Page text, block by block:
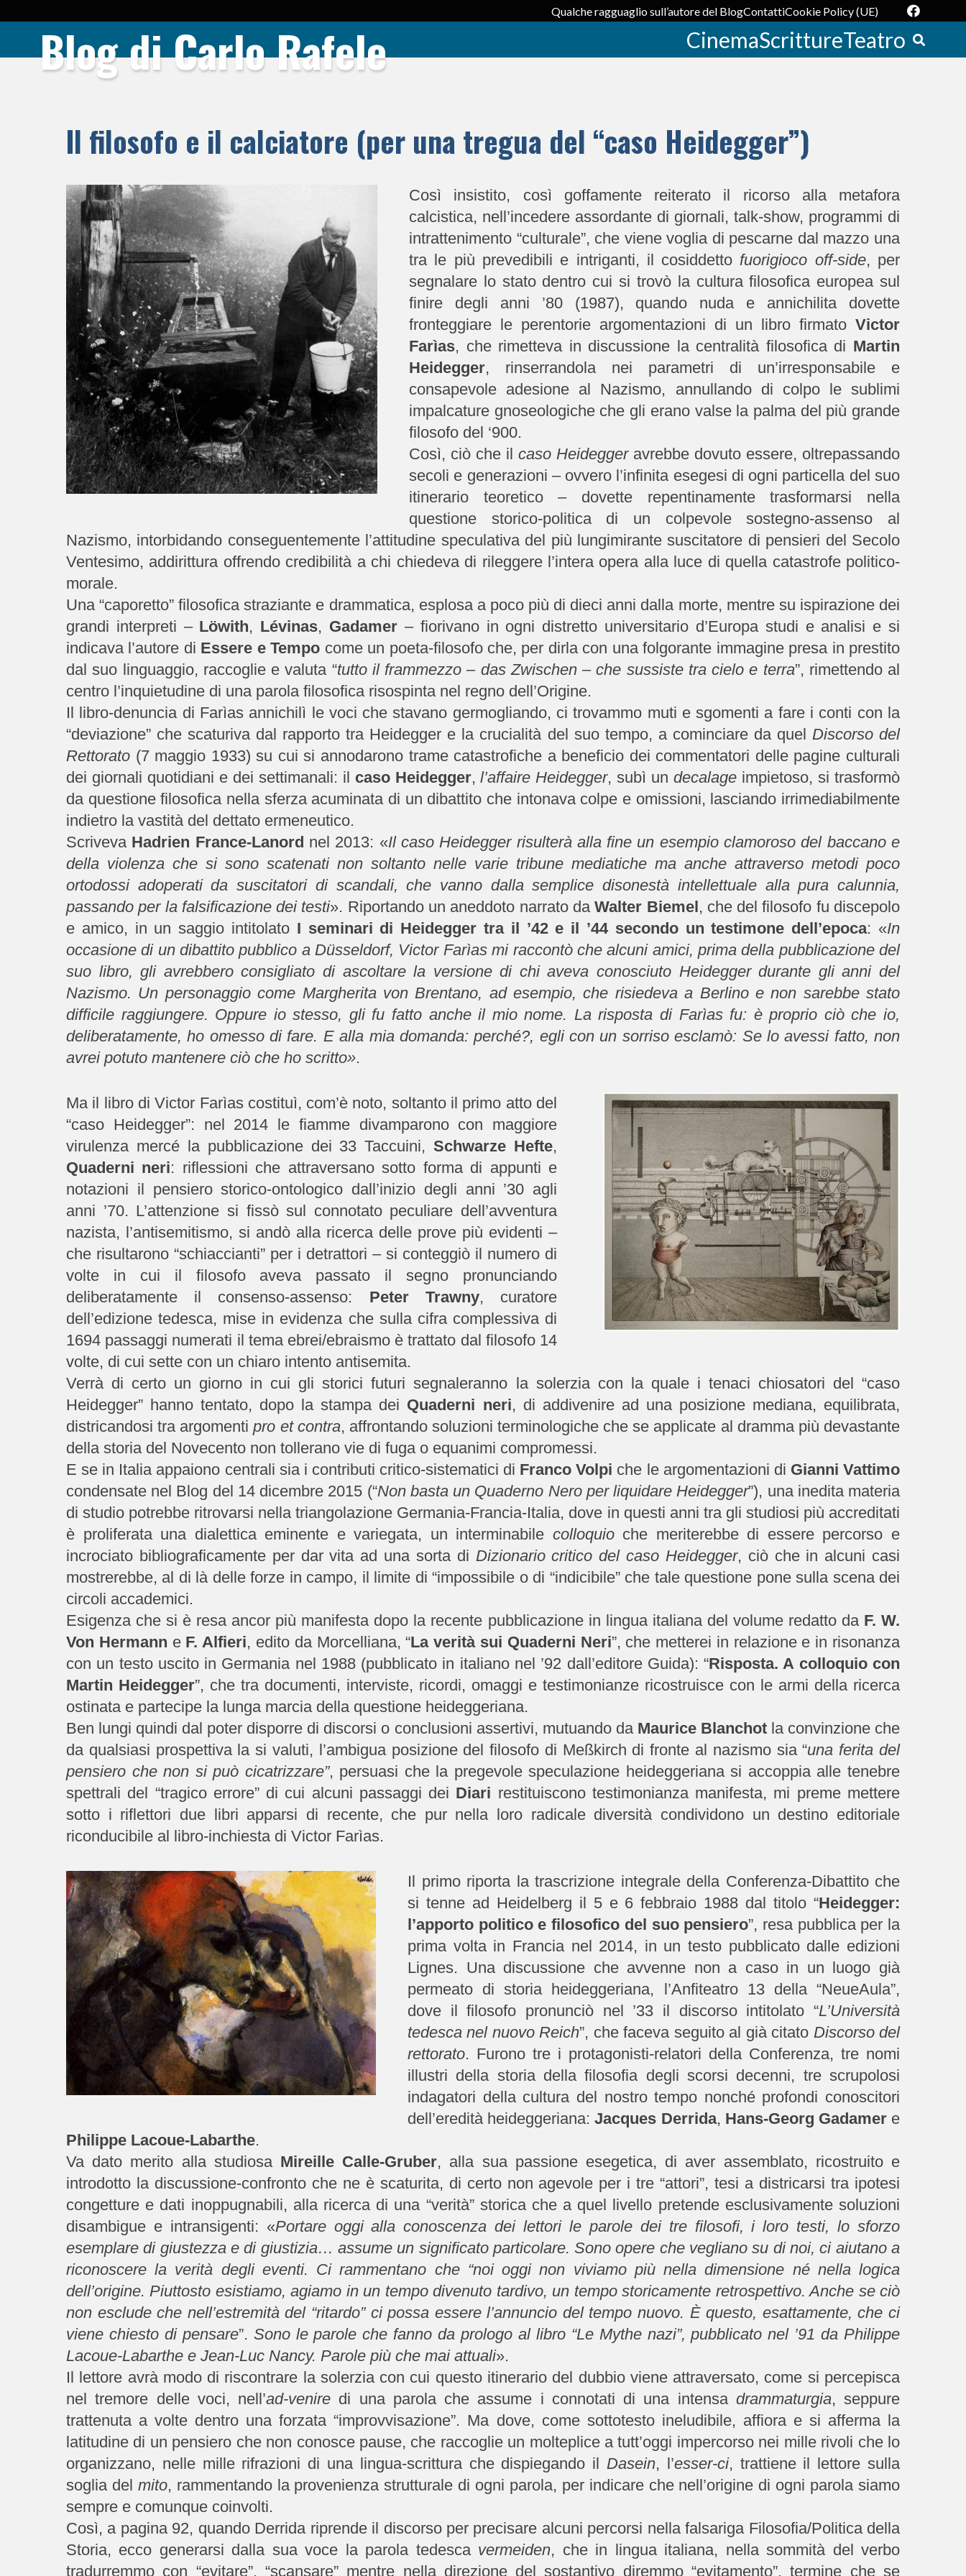
Qualche ragguaglio sull’autore del BlogContattiCookie Policy (UE)
Blog di Carlo Rafele CinemaScrittureTeatro
Il filosofo e il calciatore (per una tregua del “caso Heidegger”)
Così insistito, così goffamente reiterato il ricorso alla metafora
calcistica, nell’incedere assordante di giornali, talk-show, programmi di
intrattenimento “culturale”, che viene voglia di pescarne dal mazzo una
tra le più prevedibili e intriganti, il cosiddettofuorigioco off-side, per
segnalare lo stato dentro cui si trovò la cultura filosofica europea sul
finire degli anni ’80 (1987), quando nuda e annichilita dovette
fronteggiare le perentorie argomentazioni di un libro firmato Victor
Farìas, che rimetteva in discussione la centralità filosofica di Martin
Heidegger, rinserrandola nei parametri di un’irresponsabile e
consapevole adesione al Nazismo, annullando di colpo le sublimi
impalcature gnoseologiche che gli erano valse la palma del più grande
filosofo del ‘900.
Così, ciò che il caso Heideggeravrebbe dovuto essere, oltrepassando
secoli e generazioni – ovvero l’infinita esegesi di ogni particella del suo
itinerario teoretico – dovette repentinamente trasformarsi nella
questione storico-politica di un colpevole sostegno-assenso al
Nazismo, intorbidando conseguentemente l’attitudine speculativa del più lungimirante suscitatore di pensieri del Secolo
Ventesimo, addirittura offrendo credibilità a chi chiedeva di rileggere l’intera opera alla luce di quella catastrofe politico-
morale.
Una “caporetto” filosofica straziante e drammatica, esplosa a poco più di dieci anni dalla morte, mentre su ispirazione dei
grandi interpreti – Löwith, Lévinas, Gadamer – fiorivano in ogni distretto universitario d’Europa studi e analisi e si
indicava l’autore di Essere e Tempo come un poeta-filosofo che, per dirla con una folgorante immagine presa in prestito
dal suo linguaggio, raccoglie e valuta “tutto il frammezzo – das Zwischen – che sussiste tra cielo e terra”, rimettendo al
centro l’inquietudine di una parola filosofica risospinta nel regno dell’Origine.
Il libro-denuncia di Farìas annichilì le voci che stavano germogliando, ci trovammo muti e sgomenti a fare i conti con la
“deviazione” che scaturiva dal rapporto tra Heidegger e la crucialità del suo tempo, a cominciare da quel Discorso del
Rettorato (7 maggio 1933) su cui si annodarono trame catastrofiche a beneficio dei commentatori delle pagine culturali
dei giornali quotidiani e dei settimanali: il caso Heidegger,l’affaire Heidegger, subì undecalage impietoso, si trasformò
da questione filosofica nella sferza acuminata di un dibattito che intonava colpe e omissioni, lasciando irrimediabilmente
indietro la vastità del dettato ermeneutico.
Scriveva Hadrien France-Lanord nel 2013: «Il caso Heidegger risulterà alla fine un esempio clamoroso del baccano e
della violenza che si sono scatenati non soltanto nelle varie tribune mediatiche ma anche attraverso metodi poco
ortodossi adoperati da suscitatori di scandali, che vanno dalla semplice disonestà intellettuale alla pura calunnia,
passando per la falsificazione dei testi». Riportando un aneddoto narrato daWalter Biemel, che del filosofo fu discepolo
e amico, in un saggio intitolato I seminari di Heidegger tra il ’42 e il ’44 secondo un testimone dell’epoca: «In
occasione di un dibattito pubblico a Düsseldorf, Victor Farìas mi raccontò che alcuni amici, prima della pubblicazione del
suo libro, gli avrebbero consigliato di ascoltare la versione di chi aveva conosciuto Heidegger durante gli anni del
Nazismo. Un personaggio come Margherita von Brentano, ad esempio, che risiedeva a Berlino e non sarebbe stato
difficile raggiungere. Oppure io stesso, gli fu fatto anche il mio nome. La risposta di Farìas fu: è proprio ciò che io,
deliberatamente, ho omesso di fare. E alla mia domanda: perché?, egli con un sorriso esclamò: Se lo avessi fatto, non
avrei potuto mantenere ciò che ho scritto».
Ma il libro di Victor Farìas costituì, com’è noto, soltanto il primo atto del
“caso Heidegger”: nel 2014 le fiamme divamparono con maggiore
virulenza mercé la pubblicazione dei 33 Taccuini,Schwarze Hefte,
Quaderni neri: riflessioni che attraversano sotto forma di appunti e
notazioni il pensiero storico-ontologico dall’inizio degli anni ’30 agli
anni ’70. L’attenzione si fissò sul connotato peculiare dell’avventura
nazista, l’antisemitismo, si andò alla ricerca delle prove più evidenti –
che risultarono “schiaccianti” per i detrattori – si conteggiò il numero di
volte in cui il filosofo aveva passato il segno pronunciando
deliberatamente il consenso-assenso: Peter Trawny, curatore
dell’edizione tedesca, mise in evidenza che sulla cifra complessiva di
1694 passaggi numerati il tema ebrei/ebraismo è trattato dal filosofo 14
volte, di cui sette con un chiaro intento antisemita.
Verrà di certo un giorno in cui gli storici futuri segnaleranno la solerzia con la quale i tenaci chiosatori del “caso
Heidegger” hanno tentato, dopo la stampa dei Quaderni neri, di addivenire ad una posizione mediana, equilibrata,
districandosi tra argomentipro et contra, affrontando soluzioni terminologiche che se applicate al dramma più devastante
della storia del Novecento non tollerano vie di fuga o equanimi compromessi.
E se in Italia appaiono centrali sia i contributi critico-sistematici di Franco Volpi che le argomentazioni di Gianni Vattimo
condensate nel Blog del 14 dicembre 2015 (“Non basta un Quaderno Nero per liquidare Heidegger”), una inedita materia
di studio potrebbe ritrovarsi nella triangolazione Germania-Francia-Italia, dove in questi anni tra gli studiosi più accreditati
è proliferata una dialettica eminente e variegata, un interminabile colloquioche meriterebbe di essere percorso e
incrociato bibliograficamente per dar vita ad una sorta di Dizionario critico del caso Heidegger, ciò che in alcuni casi
mostrerebbe, al di là delle forze in campo, il limite di “impossibile o di “indicibile” che tale questione pone sulla scena dei
circoli accademici.
Esigenza che si è resa ancor più manifesta dopo la recente pubblicazione in lingua italiana del volume redatto da F. W.
Von Hermann e F. Alfieri, edito da Morcelliana, “La verità sui Quaderni Neri”, che metterei in relazione e in risonanza
con un testo uscito in Germania nel 1988 (pubblicato in italiano nel ’92 dall’editore Guida): “Risposta. A colloquio con
Martin Heidegger”, che tra documenti, interviste, ricordi, omaggi e testimonianze ricostruisce con le armi della ricerca
ostinata e partecipe la lunga marcia della questione heideggeriana.
Ben lungi quindi dal poter disporre di discorsi o conclusioni assertivi, mutuando da Maurice Blanchotla convinzione che
da qualsiasi prospettiva la si valuti, l’ambigua posizione del filosofo di Meßkirch di fronte al nazismo sia “una ferita del
pensiero che non si può cicatrizzare”, persuasi che la pregevole speculazione heideggeriana si accoppia alle tenebre
spettrali del “tragico errore” di cui alcuni passaggi dei Diari restituiscono testimonianza manifesta, mi preme mettere
sotto i riflettori due libri apparsi di recente, che pur nella loro radicale diversità condividono un destino editoriale
riconducibile al libro-inchiesta di Victor Farìas.
Il primo riporta la trascrizione integrale della Conferenza-Dibattito che
si tenne ad Heidelberg il 5 e 6 febbraio 1988 dal titolo “Heidegger:
l’apporto politico e filosofico del suo pensiero”, resa pubblica per la
prima volta in Francia nel 2014, in un testo pubblicato dalle edizioni
Lignes. Una discussione che avvenne non a caso in un luogo già
permeato di storia heideggeriana, l’Anfiteatro 13 della “NeueAula”,
dove il filosofo pronunciò nel ’33 il discorso intitolato “L’Università
tedesca nel nuovo Reich”, che faceva seguito al già citato Discorso del
rettorato. Furono tre i protagonisti-relatori della Conferenza, tre nomi
illustri della storia della filosofia degli scorsi decenni, tre scrupolosi
indagatori della cultura del nostro tempo nonché profondi conoscitori
dell’eredità heideggeriana:Jacques Derrida, Hans-Georg Gadamere
Philippe Lacoue-Labarthe.
Va dato merito alla studiosa Mireille Calle-Gruber, alla sua passione esegetica, di aver assemblato, ricostruito e
introdotto la discussione-confronto che ne è scaturita, di certo non agevole per i tre “attori”, tesi a districarsi tra ipotesi
congetture e dati inoppugnabili, alla ricerca di una “verità” storica che a quel livello pretende esclusivamente soluzioni
disambigue e intransigenti: «Portare oggi alla conoscenza dei lettori le parole dei tre filosofi, i loro testi, lo sforzo
esemplare di giustezza e di giustizia… assume un significato particolare. Sono opere che vegliano su di noi, ci aiutano a
riconoscere la verità degli eventi. Ci rammentano che “noi ogginon viviamo più nella dimensione né nella logica
dell’origine. Piuttosto esistiamo, agiamo in un tempo divenuto tardivo, un tempo storicamente retrospettivo. Anche se ciò
non esclude che nell’estremità del “ritardo” ci possa essere l’annuncio del tempo nuovo. È questo, esattamente, che ci
viene chiesto di pensare”. Sono le parole che fanno da prologo al libro “Le Mythe nazi”, pubblicato nel ’91 da Philippe
Lacoue-Labarthe e Jean-Luc Nancy. Parole più che mai attuali».
Il lettore avrà modo di riscontrare la solerzia con cui questo itinerario del dubbio viene attraversato, come si percepisca
nel tremore delle voci, nell’ad-venire di una parola che assume i connotati di una intensa drammaturgia, seppure
trattenuta a volte dentro una forzata “improvvisazione”. Ma dove, come sottotesto ineludibile, affiora e si afferma la
latitudine di un pensiero che non conosce pause, che raccoglie un molteplice a tutt’oggi impercorso nei mille rivoli che lo
organizzano, nelle mille rifrazioni di una lingua-scrittura che dispiegando il Dasein, l’esser-ci, trattiene il lettore sulla
soglia del mito, rammentando la provenienza strutturale di ogni parola, per indicare che nell’origine di ogni parola siamo
sempre e comunque coinvolti.
Così, a pagina 92, quando Derrida riprende il discorso per precisare alcuni percorsi nella falsariga Filosofia/Politica della
Storia, ecco generarsi dalla sua voce la parola tedesca vermeiden, che in lingua italiana, nella sommità del verbo
tradurremmo con “evitare”, “scansare” mentre nella direzione del sostantivo diremmo “evitamento”, termine che se